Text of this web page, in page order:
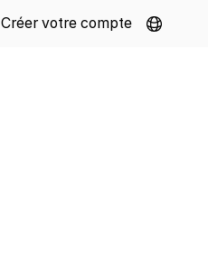
Créer votre compte